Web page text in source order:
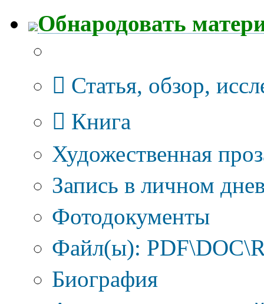
Обнародовать
Статья, обзор,
Книга
Художественная
Запись в личном
Фотодокументы
Файл(ы):
Биография